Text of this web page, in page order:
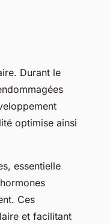
Durant le
optimise ainsi
essentielle
Ces
et facilitant